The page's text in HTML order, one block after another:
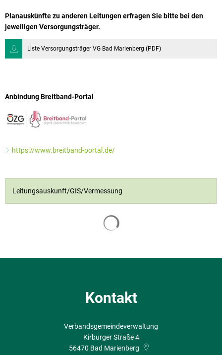
Planauskünfte zu anderen Leitungen erfragen Sie bitte bei den
jeweiligen Versorgungsträger.
Liste Versorgungsträger VG Bad Marienberg (PDF)
Anbindung Breitband-Portal
https://www.breitband-portal.de/
Leitungsauskunft/GIS/Vermessung
Kontakt
Verbandsgemeindeverwaltung
Kirburger Straße 4
56470 Bad Marienberg